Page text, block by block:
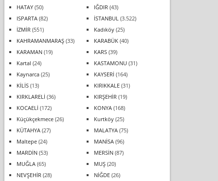
HATAY(50) IĞDIR (43)
ISPARTA(82) İSTANBUL (3.522)
İZMİR (551) Kadıköy(25)
KAHRAMANMARAŞ(33) KARABÜK(40)
KARAMAN(19) KARS(39)
Kartal (24) KASTAMONU (31)
Kaynarca(25) KAYSERİ (164)
KİLİS(13) KIRIKKALE(31)
KIRKLARELİ (36) KIRŞEHİR (19)
KOCAELİ (172) KONYA(168)
Küçükçekmece(26) Kurtköy(25)
KÜTAHYA(27) MALATYA(75)
Maltepe(24) MANİSA(96)
MARDİN(53) MERSİN(87)
MUĞLA(65) MUŞ(20)
NEVŞEHİR (28) NİĞDE(26)